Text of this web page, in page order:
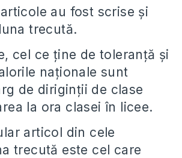
au fost scrise şi
trecută.
cel ce ţine de toleranţă şi
naţionale sunt
de diriginţii de clase
la ora clasei în licee.
articol din cele
trecută este cel care